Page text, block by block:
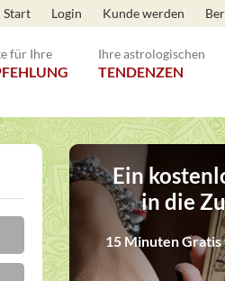
Start Login Kunde werden
für Ihre Ihre astrologischen
TENDENZEN
Ein
in die
15 Minuten